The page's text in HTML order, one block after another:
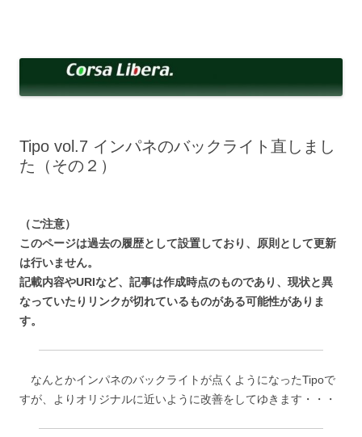
へ
ッ
Tipo vol.7 インパネのバックライト直しまし
た（その２）
（ご注意）
このページは過去の履歴として設置しており、原則として更新
は行いません。
記載内容やURIなど、記事は作成時点のものであり、現状と異
なっていたりリンクが切れているものがある可能性がありま
す。
なんとかインパネのバックライトが点くようになったTipoで
すが、よりオリジナルに近いように改善をしてゆきます・・・